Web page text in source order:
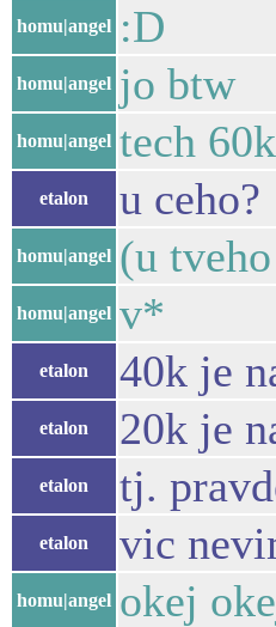
homu|angel :D
homu|angel jo btw
homu|angel tech
etalon u ceho?
homu|angel (u
homu|angel v*
etalon 40k je
etalon 20k je
etalon tj.
etalon vic
homu|angel okej